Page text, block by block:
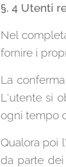
§. 4 Utenti
Nel
fornire i
La
L'utente si
ogni tempo
Qualora poi
da parte